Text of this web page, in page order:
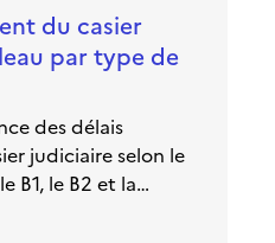
du casier
par type de
des délais
judiciaire selon le
B1, le B2 et la